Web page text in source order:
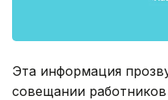
Эта информация
совещании